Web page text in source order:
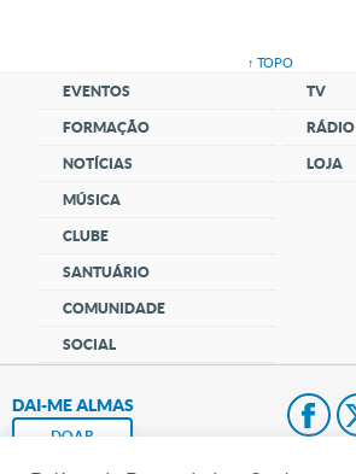
↑ TOPO
EVENTOS
FORMAÇÃO
NOTÍCIAS
MÚSICA
CLUBE
SANTUÁRIO
COMUNIDADE
SOCIAL
TV
RÁDIO
LOJA
DAI-ME ALMAS
DOAR